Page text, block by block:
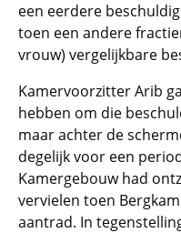
een eerdere
toen een andere
vrouw) vergelijkbare
Kamervoorzitter Arib
hebben om die
maar achter de
degelijk voor een
Kamergebouw had
vervielen toen
aantrad. In